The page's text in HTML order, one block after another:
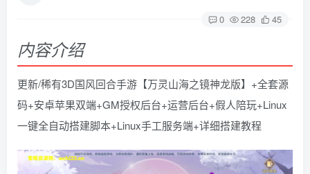
0 228 45
内容介绍
更新/稀有3D国风回合手游【万灵山海之镜神龙版】+全套源
码+安卓苹果双端+GM授权后台+运营后台+假人陪玩+Linux
一键全自动搭建脚本+Linux手工服务端+详细搭建教程